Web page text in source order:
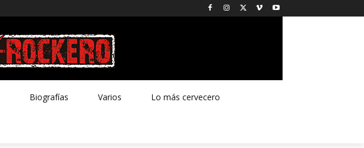
Biografías Varios Lo más cervecero